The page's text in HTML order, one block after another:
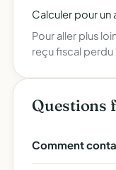
Calculer pour
Pour aller plus
reçu fiscal perdu
Questions
Comment